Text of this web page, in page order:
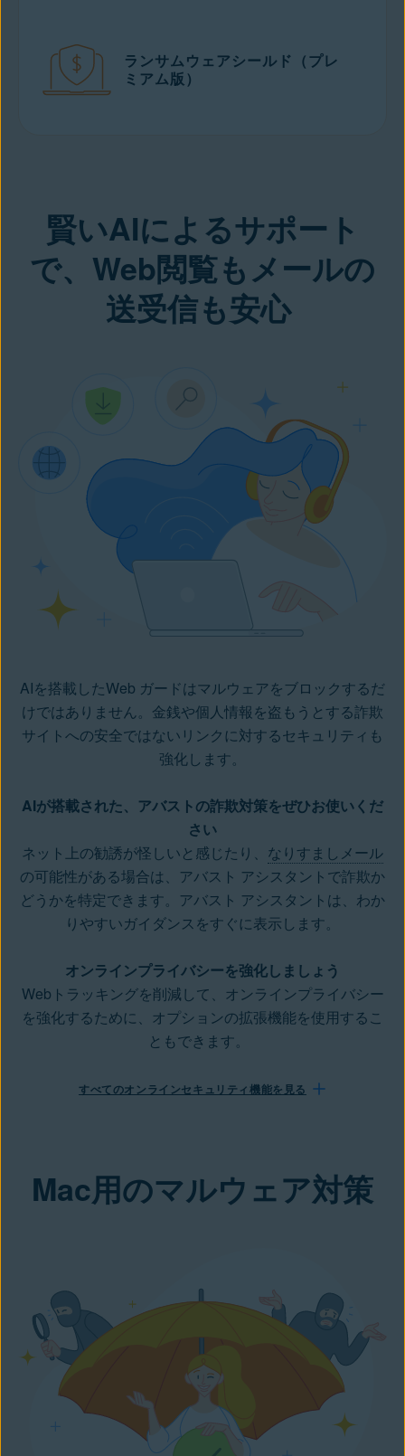
ランサムウェアシールド（プレ
ミアム版）
賢いAIによるサポート
で、Web閲覧もメールの
送受信も安心
AIを搭載したWeb ガードはマルウェアをブロックするだ
けではありません。金銭や個人情報を盗もうとする詐欺
サイトへの安全ではないリンクに対するセキュリティも
強化します。
AIが搭載された、アバストの詐欺対策をぜひお使いくだ
さい
ネット上の勧誘が怪しいと感じたり、 なりすましメール
の可能性がある場合は、アバスト アシスタントで詐欺か
どうかを特定できます。アバスト アシスタントは、わか
りやすいガイダンスをすぐに表示します。
オンラインプライバシーを強化しましょう
Webトラッキングを削減して、オンラインプライバシー
を強化するために、オプションの拡張機能を使用するこ
ともできます。
すべてのオンラインセキュリティ機能を見る
Mac用のマルウェア対策